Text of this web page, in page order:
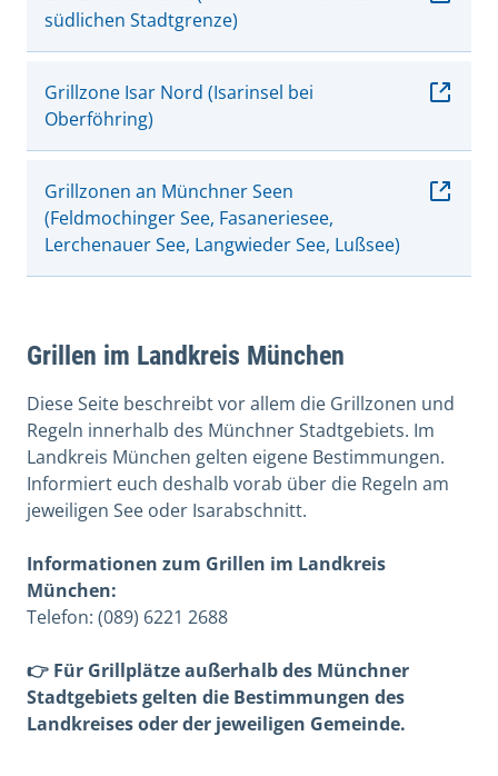
südlichen Stadtgrenze)
Grillzone Isar Nord (Isarinsel bei
Oberföhring)
Grillzonen an Münchner Seen
(Feldmochinger See, Fasaneriesee,
Lerchenauer See, Langwieder See, Lußsee)
Grillen im Landkreis München
Diese Seite beschreibt vor allem die Grillzonen und
Regeln innerhalb des Münchner Stadtgebiets. Im
Landkreis München gelten eigene Bestimmungen.
Informiert euch deshalb vorab über die Regeln am
jeweiligen See oder Isarabschnitt.
Informationen zum Grillen im Landkreis
München:
Telefon: (089) 6221 2688
👉 Für Grillplätze außerhalb des Münchner
Stadtgebiets gelten die Bestimmungen des
Landkreises oder der jeweiligen Gemeinde.